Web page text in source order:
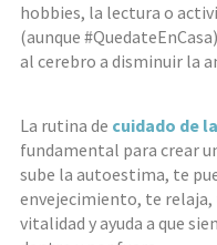
hobbies, la lectura o
(aunque
al cerebro a disminuir la
La rutina de cuidado de
fundamental para crear
sube la autoestima, te
envejecimiento, te relaja,
vitalidad y ayuda a que